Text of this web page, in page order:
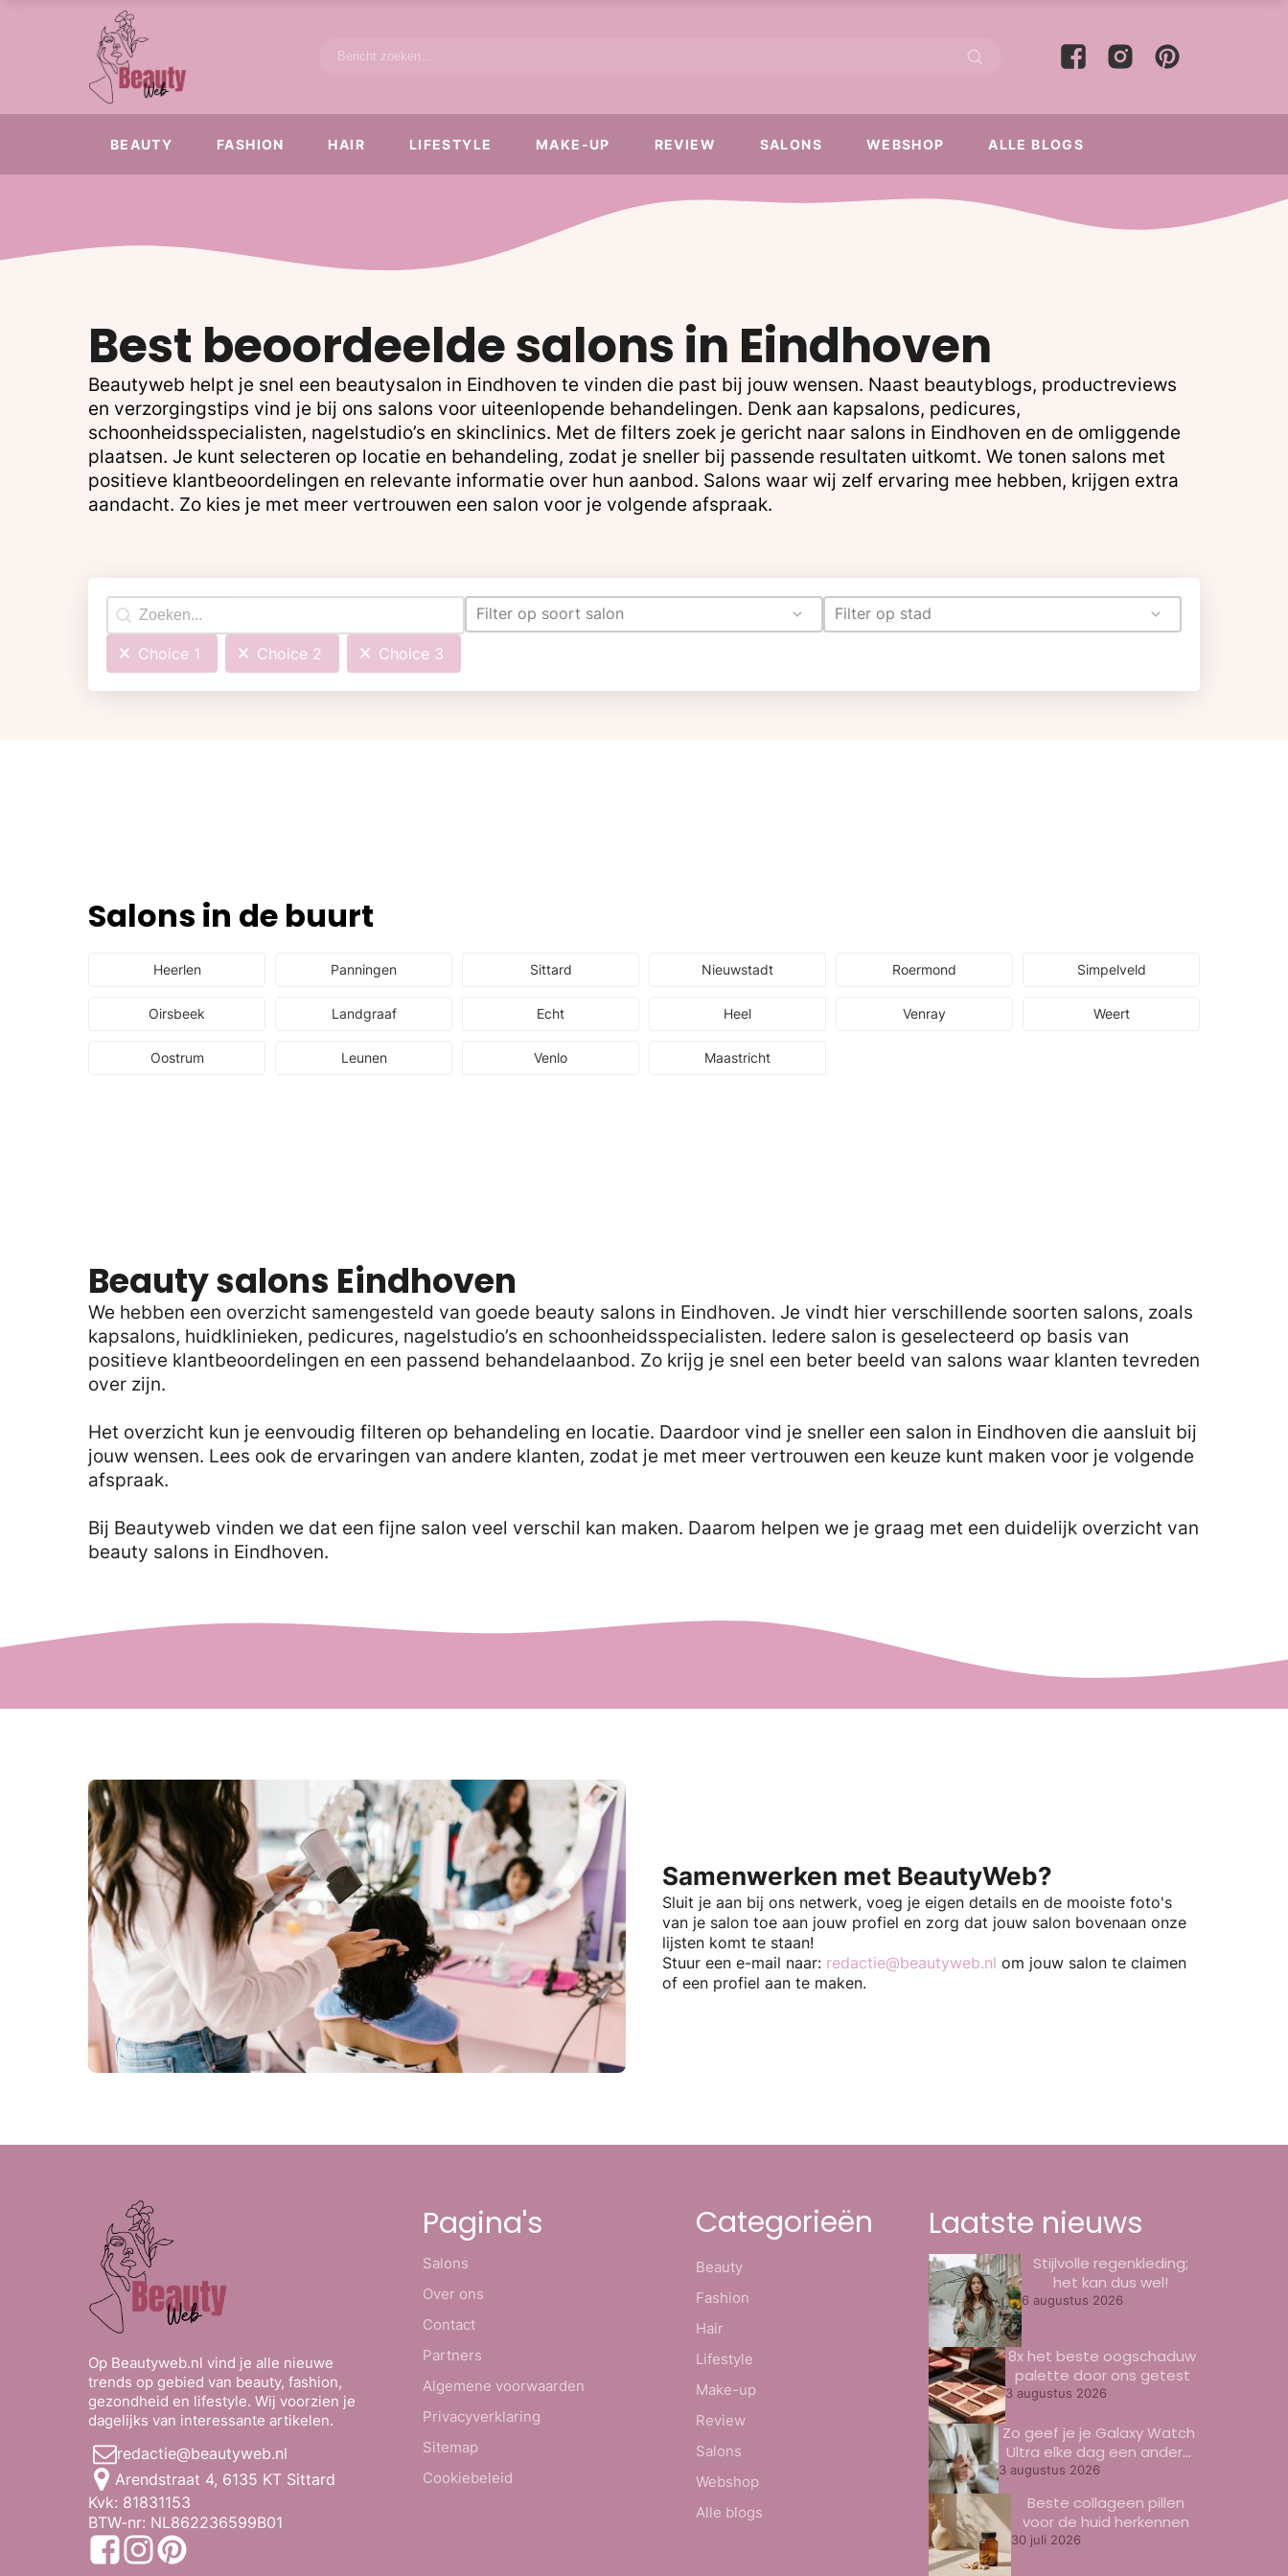
BEAUTY FASHION HAIR LIFESTYLE MAKE-UP REVIEW SALONS WEBSHOP ALLE BLOGS
Best beoordeelde salons in Eindhoven
Beautyweb helpt je snel een beautysalon in Eindhoven te vinden die past bij jouw wensen. Naast beautyblogs, productreviews
en verzorgingstips vind je bij ons salons voor uiteenlopende behandelingen. Denk aan kapsalons, pedicures,
schoonheidsspecialisten, nagelstudio’s en skinclinics. Met de filters zoek je gericht naar salons in Eindhoven en de omliggende
plaatsen. Je kunt selecteren op locatie en behandeling, zodat je sneller bij passende resultaten uitkomt. We tonen salons met
positieve klantbeoordelingen en relevante informatie over hun aanbod. Salons waar wij zelf ervaring mee hebben, krijgen extra
aandacht. Zo kies je met meer vertrouwen een salon voor je volgende afspraak.
Search content Filter op soort salon Filter op stad
Choice 1 Choice 2 Choice 3
Salons in de buurt
Heerlen Panningen Sittard Nieuwstadt Roermond Simpelveld
Oirsbeek Landgraaf Echt Heel Venray Weert
Oostrum Leunen Venlo Maastricht
Beauty salons Eindhoven
We hebben een overzicht samengesteld van goede beauty salons in Eindhoven. Je vindt hier verschillende soorten salons, zoals
kapsalons, huidklinieken, pedicures, nagelstudio’s en schoonheidsspecialisten. Iedere salon is geselecteerd op basis van
positieve klantbeoordelingen en een passend behandelaanbod. Zo krijg je snel een beter beeld van salons waar klanten tevreden
over zijn.
Het overzicht kun je eenvoudig filteren op behandeling en locatie. Daardoor vind je sneller een salon in Eindhoven die aansluit bij
jouw wensen. Lees ook de ervaringen van andere klanten, zodat je met meer vertrouwen een keuze kunt maken voor je volgende
afspraak.
Bij Beautyweb vinden we dat een fijne salon veel verschil kan maken. Daarom helpen we je graag met een duidelijk overzicht van
beauty salons in Eindhoven.
Samenwerken met BeautyWeb?
Sluit je aan bij ons netwerk, voeg je eigen details en de mooiste foto's
van je salon toe aan jouw profiel en zorg dat jouw salon bovenaan onze
lijsten komt te staan!
Stuur een e-mail naar: redactie@beautyweb.nl om jouw salon te claimen
of een profiel aan te maken.
Op Beautyweb.nl vind je alle nieuwe
trends op gebied van beauty, fashion,
gezondheid en lifestyle. Wij voorzien je
dagelijks van interessante artikelen.
redactie@beautyweb.nl
Arendstraat 4, 6135 KT Sittard
Kvk: 81831153
BTW-nr: NL862236599B01
Pagina's
Salons
Over ons
Contact
Partners
Algemene voorwaarden
Privacyverklaring
Sitemap
Cookiebeleid
Categorieën
Beauty
Fashion
Hair
Lifestyle
Make-up
Review
Salons
Webshop
Alle blogs
Laatste nieuws
Stijlvolle regenkleding;
het kan dus wel!
6 augustus 2026
8x het beste oogschaduw
palette door ons getest
3 augustus 2026
Zo geef je je Galaxy Watch
Ultra elke dag een andere
look
3 augustus 2026
Beste collageen pillen
voor de huid herkennen
30 juli 2026